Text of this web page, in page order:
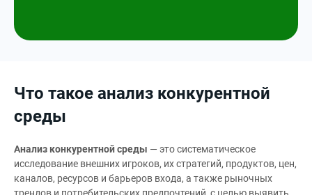
Что такое анализ конкурентной
среды
Анализ конкурентной среды — это систематическое
исследование внешних игроков, их стратегий, продуктов, цен,
каналов, ресурсов и барьеров входа, а также рыночных